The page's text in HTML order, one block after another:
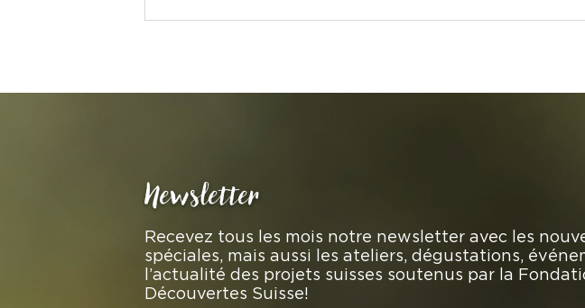
Newsletter
Recevez tous les mois notre newsletter avec les
spéciales, mais aussi les ateliers, dégustations,
l’actualité des projets suisses soutenus par la
Découvertes Suisse!